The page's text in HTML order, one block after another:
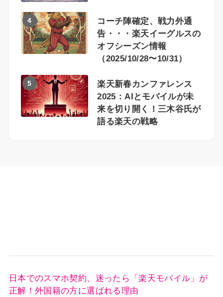
4
コーチ陣確定、戦力外通
告・・・楽天イーグルスの
オフシーズン情報
（2025/10/28〜10/31）
5
楽天新春カンファレンス
2025：AIとモバイルが未
来を切り開く！三木谷氏が
語る楽天の戦略
日本でのスマホ契約、迷ったら「楽天モバイル」が
正解！外国籍の方に選ばれる理由